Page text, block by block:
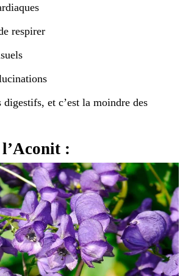
respirer
digestifs, et c’est la moindre des
: